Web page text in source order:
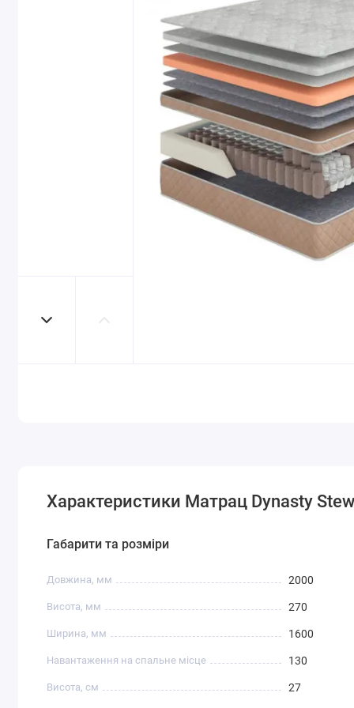
Характеристики Матрац Dynasty
Габарити та розміри
Довжина, мм 2000
Висота, мм 270
Ширина, мм 1600
Навантаження на спальне місце 130
Висота, см 27